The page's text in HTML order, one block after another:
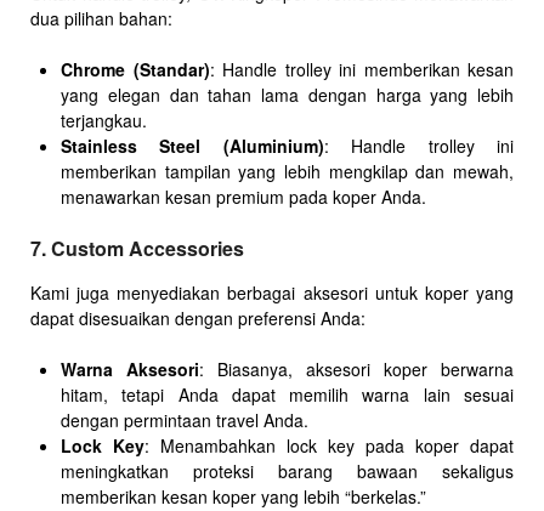
dua pilihan bahan:
Chrome (Standar): Handle trolley ini memberikan kesan
yang elegan dan tahan lama dengan harga yang lebih
terjangkau.
Stainless Steel (Aluminium): Handle trolley ini
memberikan tampilan yang lebih mengkilap dan mewah,
menawarkan kesan premium pada koper Anda.
7. Custom Accessories
Kami juga menyediakan berbagai aksesori untuk koper yang
dapat disesuaikan dengan preferensi Anda:
Warna Aksesori: Biasanya, aksesori koper berwarna
hitam, tetapi Anda dapat memilih warna lain sesuai
dengan permintaan travel Anda.
Lock Key: Menambahkan lock key pada koper dapat
meningkatkan proteksi barang bawaan sekaligus
memberikan kesan koper yang lebih “berkelas.”